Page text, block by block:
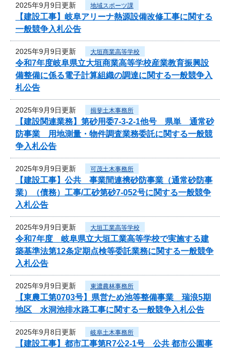
2025年9月9日更新 地域スポーツ課
【建設工事】岐阜アリーナ熱源設備改修工事に関する
一般競争入札公告
2025年9月9日更新 大垣商業高等学校
令和7年度岐阜県立大垣商業高等学校産業教育振興設
備整備に係る電子計算組織の調達に関する一般競争入
札公告
2025年9月9日更新 揖斐土木事務所
【建設関連業務】第砂用委7-3-2-1他号 県単 通常砂
防事業 用地測量・物件調査業務委託に関する一般競
争入札公告
2025年9月9日更新 可茂土木事務所
【建設工事】公共 事業間連携砂防事業（通常砂防事
業）（債務）工事/工砂第砂7-052号に関する一般競争
入札公告
2025年9月9日更新 大垣工業高等学校
令和7年度 岐阜県立大垣工業高等学校で実施する建
築基準法第12条定期点検等委託業務に関する一般競争
入札公告
2025年9月9日更新 東濃農林事務所
【東農工第0703号】県営ため池等整備事業 瑞浪5期
地区 水洞池排水路工事に関する一般競争入札公告
2025年9月8日更新 岐阜土木事務所
【建設工事】都市工事第R7公2-1号 公共 都市公園事